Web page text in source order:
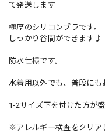
て発送します
極厚のシリコンブラです。
しっかり谷間ができます♪
防水仕様です。
水着用以外でも、普段にも
1-2サイズ下を付けた方が盛
※アレルギー検査をクリア